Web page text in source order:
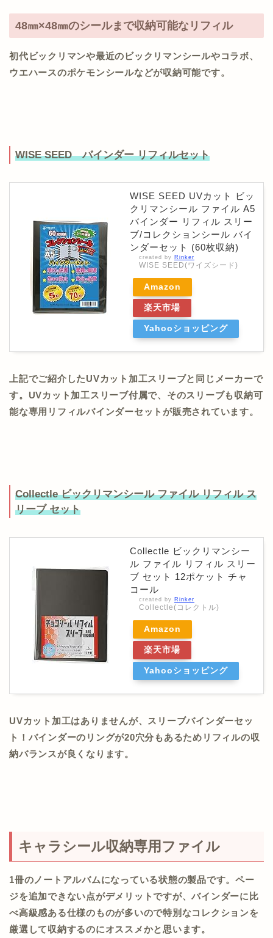
48㎜×48㎜のシールまで収納可能なリフィル
初代ビックリマンや最近のビックリマンシールやコラボ、
ウエハースのポケモンシールなどが収納可能です。
WISE SEED バインダー リフィルセット
WISE SEED UVカット ビッ
クリマンシール ファイル A5
バインダー リフィル スリー
ブ/コレクションシール バイ
ンダーセット (60枚収納)
created by Rinker
WISE SEED(ワイズシード)
Amazon
楽天市場
Yahooショッピング
上記でご紹介したUVカット加工スリーブと同じメーカーで
す。UVカット加工スリーブ付属で、そのスリーブも収納可
能な専用リフィルバインダーセットが販売されています。
Collectle ビックリマンシール ファイル リフィル ス
リーブ セット
Collectle ビックリマンシー
ル ファイル リフィル スリー
ブ セット 12ポケット チャ
コール
created by Rinker
Collectle(コレクトル)
Amazon
楽天市場
Yahooショッピング
UVカット加工はありませんが、スリーブバインダーセッ
ト！バインダーのリングが20穴分もあるためリフィルの収
納バランスが良くなります。
キャラシール収納専用ファイル
1冊のノートアルバムになっている状態の製品です。ペー
ジを追加できない点がデメリットですが、バインダーに比
べ高級感ある仕様のものが多いので特別なコレクションを
厳選して収納するのにオススメかと思います。